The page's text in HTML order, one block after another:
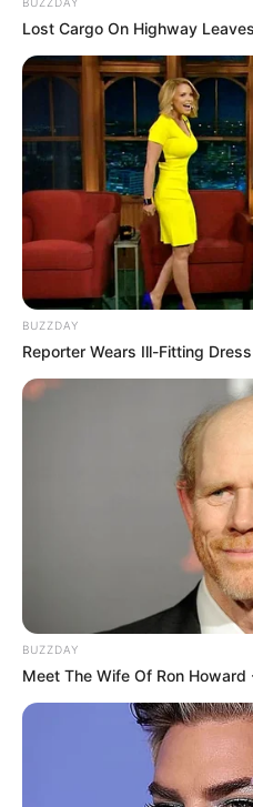
Lost Cargo On Highway
BUZZDAY
Reporter Wears Ill-Fitting
BUZZDAY
Meet The Wife Of Ron Howard